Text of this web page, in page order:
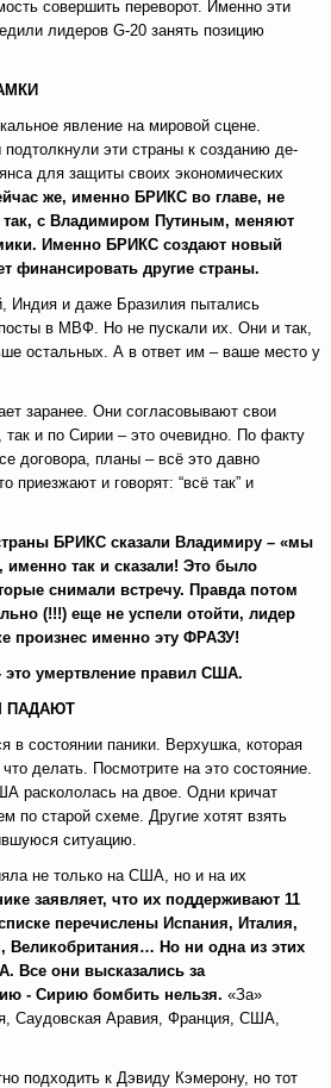
совершить переворот. Именно эти
лидеров G-20 занять позицию
явление на мировой сцене.
эти страны к созданию де-
для защиты своих экономических
же, именно БРИКС во главе, не
так, с Владимиром Путиным, меняют
Именно БРИКС создают новый
финансировать другие страны.
Индия и даже Бразилия пытались
в МВФ. Но не пускали их. Они и так,
остальных. А в ответ им – ваше место у
заранее. Они согласовывают свои
так и по Сирии – это очевидно. По факту
договора, планы – всё это давно
приезжают и говорят: “всё так” и
БРИКС сказали Владимиру – «мы
именно так и сказали! Это было
снимали встречу. Правда потом
(!!!) еще не успели отойти, лидер
произнес именно эту ФРАЗУ!
это умертвление правил США.
ПАДАЮТ
в состоянии паники. Верхушка, которая
делать. Посмотрите на это состояние.
раскололась на двое. Одни кричат
по старой схеме. Другие хотят взять
ситуацию.
не только на США, но и на их
заявляет, что их поддерживают 11
перечислены Испания, Италия,
Великобритания… Но ни одна из этих
Все они высказались за
- Сирию бомбить нельзя. «За»
Саудовская Аравия, Франция, США,
подходить к Дэвиду Кэмерону, но тот